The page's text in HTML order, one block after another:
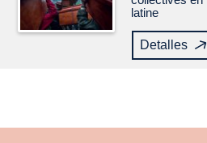
latine
Detalles